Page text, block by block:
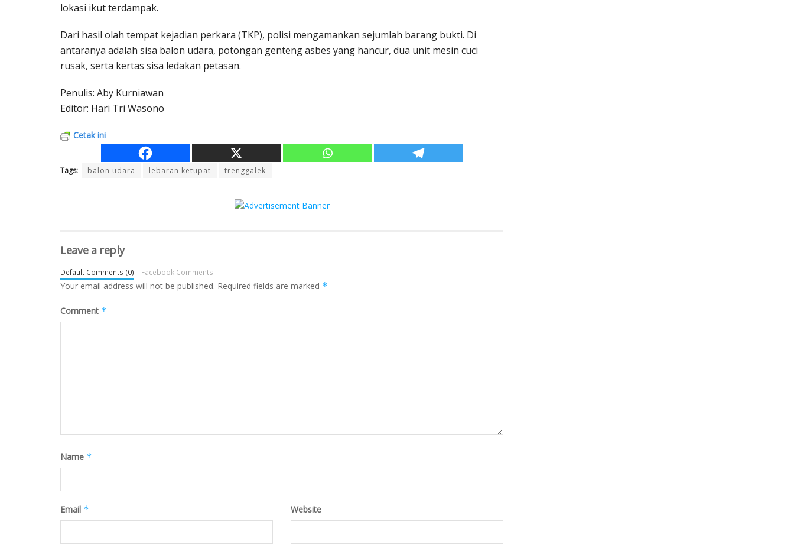
lokasi ikut terdampak.
Dari hasil olah tempat kejadian perkara (TKP), polisi mengamankan sejumlah barang bukti. Di
antaranya adalah sisa balon udara, potongan genteng asbes yang hancur, dua unit mesin cuci
rusak, serta kertas sisa ledakan petasan.
Penulis: Aby Kurniawan
Editor: Hari Tri Wasono
Cetak ini
Tags: balon udara lebaran ketupat trenggalek
Leave a reply
Default Comments (0) Facebook Comments
Your email address will not be published. Required fields are marked *
Comment *
Name *
Email * Website